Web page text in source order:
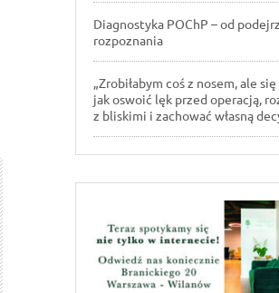
Diagnostyka POChP – od
rozpoznania
„Zrobiłabym coś z nosem, ale
jak oswoić lęk przed operacją,
z bliskimi i zachować własną